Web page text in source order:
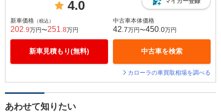
4.0
新車価格 （税込）
202 .9万円〜251 .8万円
新車見積もり(無料)
中古車本体価格
42 .7万円〜450 .0万円
中古車を検索
カローラの車買取相場を調べる
あわせて知りたい